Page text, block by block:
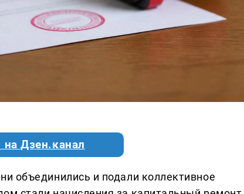
на Дзен.канал
объединились и подали коллективное